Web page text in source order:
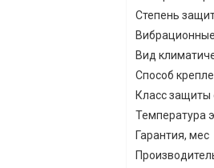
Степень
Вид
Способ
Класс защиты
Температура
Гарантия, мес